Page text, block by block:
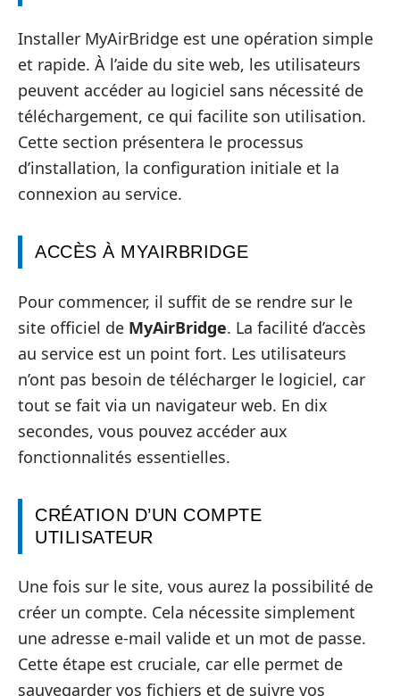
Installer MyAirBridge est une opération simple
et rapide. À l’aide du site web, les utilisateurs
peuvent accéder au logiciel sans nécessité de
téléchargement, ce qui facilite son utilisation.
Cette section présentera le processus
d’installation, la configuration initiale et la
connexion au service.
ACCÈS À MYAIRBRIDGE
Pour commencer, il suffit de se rendre sur le
site officiel de MyAirBridge. La facilité d’accès
au service est un point fort. Les utilisateurs
n’ont pas besoin de télécharger le logiciel, car
tout se fait via un navigateur web. En dix
secondes, vous pouvez accéder aux
fonctionnalités essentielles.
CRÉATION D’UN COMPTE
UTILISATEUR
Une fois sur le site, vous aurez la possibilité de
créer un compte. Cela nécessite simplement
une adresse e-mail valide et un mot de passe.
Cette étape est cruciale, car elle permet de
sauvegarder vos fichiers et de suivre vos